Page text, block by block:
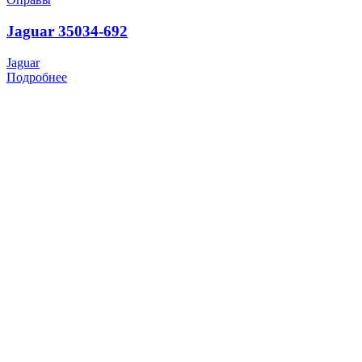
Jaguar 35034-692
Jaguar
Подробнее